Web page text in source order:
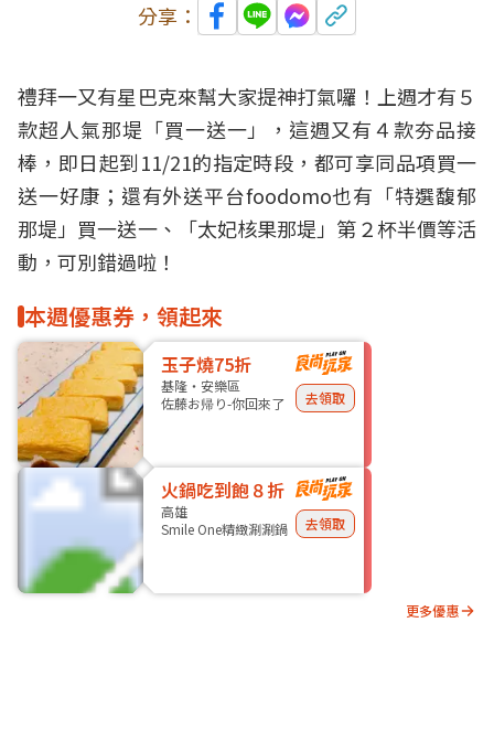
分享：
禮拜一又有星巴克來幫大家提神打氣囉！上週才有５
款超人氣那堤 「買一送一」，這週又有４款夯品接
棒，即日起到11/21的指定時段，都可享同品項買一
送一好康；還有外送平台foodomo也有「特選馥郁
那堤」買一送一、「太妃核果那堤 」第２杯半價等活
動，可別錯過啦！
本週優惠券，領起來
玉子燒75折
基隆・安樂區
佐藤お帰り-你回來了
去領取
火鍋吃到飽８折
高雄
Smile One精緻涮涮鍋
去領取
更多優惠